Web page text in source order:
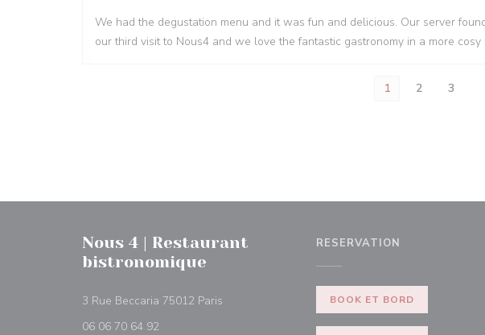
We had the degustation menu and it was fun and delicious. Our server
our third visit to Nous4 and we love the fantastic gastronomy in a more
1 2 3
Nous 4 | Restaurant
bistronomique
3 Rue Beccaria 75012 Paris ((åbner i et nyt vindue))
06 06 70 64 92
RESERVATION
BOOK ET BORD